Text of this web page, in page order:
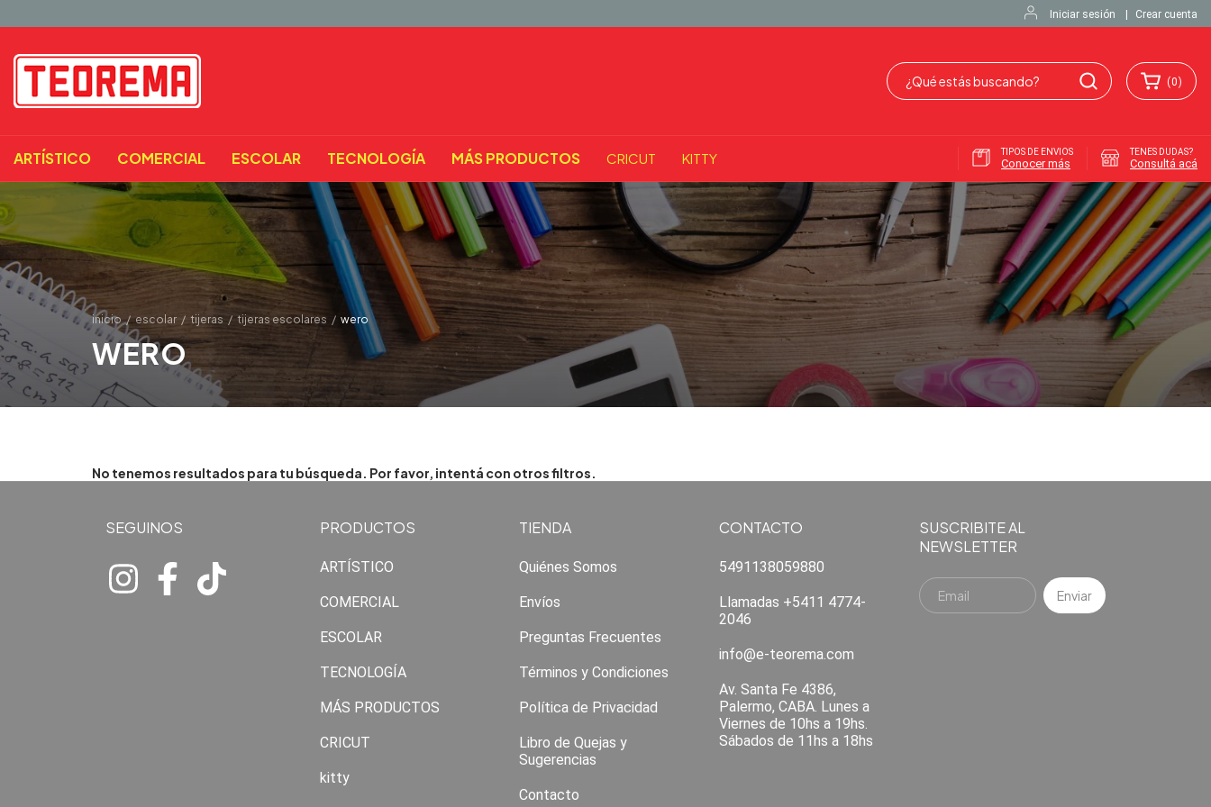
Iniciar sesión Crear cuenta
(0)
ARTÍSTICO COMERCIAL ESCOLAR TECNOLOGÍA MÁS PRODUCTOS CRICUT KITTY TIPOS DE ENVIOS
Conocer más
TENES DUDAS?
Consultá acá
inicio / escolar / tijeras / tijeras escolares / wero
WERO
No tenemos resultados para tu búsqueda. Por favor, intentá con otros filtros.
SEGUINOS PRODUCTOS
ARTÍSTICO
COMERCIAL
ESCOLAR
TECNOLOGÍA
MÁS PRODUCTOS
CRICUT
kitty
TIENDA
Quiénes Somos
Envíos
Preguntas Frecuentes
Términos y Condiciones
Política de Privacidad
Libro de Quejas y
Sugerencias
Contacto
CONTACTO
5491138059880
Llamadas +5411 4774-
2046
info@e-teorema.com
Av. Santa Fe 4386,
Palermo, CABA. Lunes a
Viernes de 10hs a 19hs.
Sábados de 11hs a 18hs
SUSCRIBITE AL
NEWSLETTER